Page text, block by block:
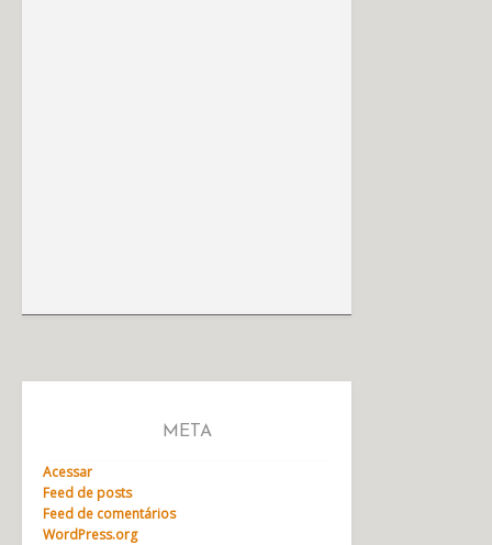
META
Acessar
Feed de posts
Feed de comentários
WordPress.org